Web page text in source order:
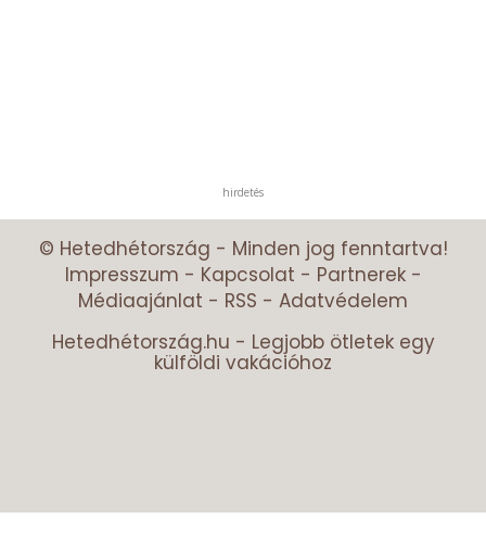
hirdetés
© Hetedhétország - Minden jog fenntartva!
Impresszum - Kapcsolat - Partnerek-
Médiaajánlat - RSS - Adatvédelem
Hetedhétország.hu - Legjobb ötletek egy
külföldi vakációhoz